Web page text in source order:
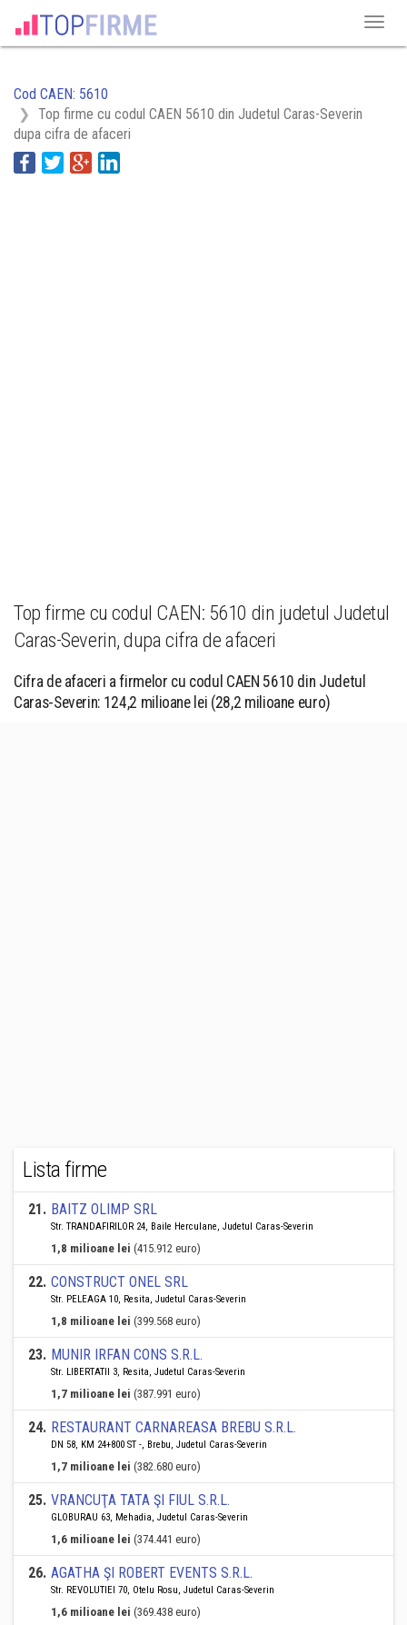
Cod CAEN: 5610
Top firme cu codul CAEN 5610 din Judetul Caras-Severin
dupa cifra de afaceri
Top firme cu codul CAEN: 5610 din judetul Judetul
Caras-Severin, dupa cifra de afaceri
Cifra de afaceri a firmelor cu codul CAEN 5610 din Judetul
Caras-Severin: 124,2 milioane lei (28,2 milioane euro)
Lista firme
21. BAITZ OLIMP SRL
Str. TRANDAFIRILOR 24, Baile Herculane, Judetul Caras-Severin
1,8 milioane lei (415.912 euro)
22. CONSTRUCT ONEL SRL
Str. PELEAGA 10, Resita, Judetul Caras-Severin
1,8 milioane lei (399.568 euro)
23. MUNIR IRFAN CONS S.R.L.
Str. LIBERTATII 3, Resita, Judetul Caras-Severin
1,7 milioane lei (387.991 euro)
24. RESTAURANT CARNAREASA BREBU S.R.L.
DN 58, KM 24+800 ST -, Brebu, Judetul Caras-Severin
1,7 milioane lei (382.680 euro)
25. VRANCUŢA TATA ŞI FIUL S.R.L.
GLOBURAU 63, Mehadia, Judetul Caras-Severin
1,6 milioane lei (374.441 euro)
26. AGATHA ŞI ROBERT EVENTS S.R.L.
Str. REVOLUTIEI 70, Otelu Rosu, Judetul Caras-Severin
1,6 milioane lei (369.438 euro)